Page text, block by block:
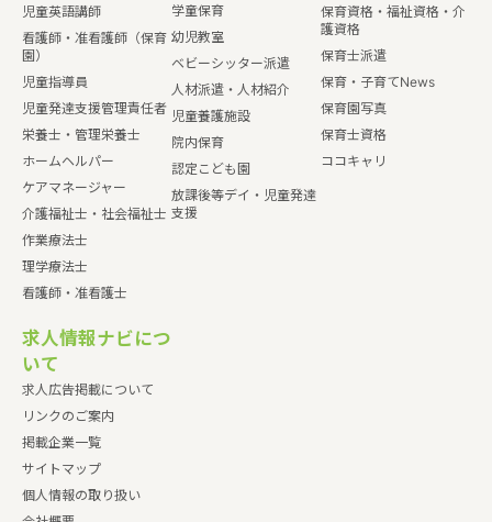
児童英語講師
看護師・准看護師（保育
園）
児童指導員
児童発達支援管理責任者
栄養士・管理栄養士
ホームヘルパー
ケアマネージャー
介護福祉士・社会福祉士
作業療法士
理学療法士
看護師・准看護士
学童保育
幼児教室
ベビーシッター派遣
人材派遣・人材紹介
児童養護施設
院内保育
認定こども園
放課後等デイ・児童発達
支援
保育資格・福祉資格・介
護資格
保育士派遣
保育・子育てNews
保育園写真
保育士資格
ココキャリ
求人情報ナビにつ
いて
求人広告掲載について
リンクのご案内
掲載企業一覧
サイトマップ
個人情報の取り扱い